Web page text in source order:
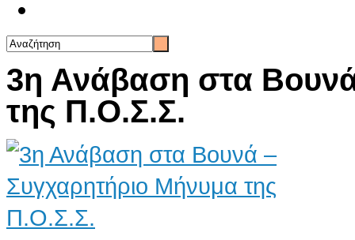
3η Ανάβαση στα
της Π.Ο.Σ.Σ.